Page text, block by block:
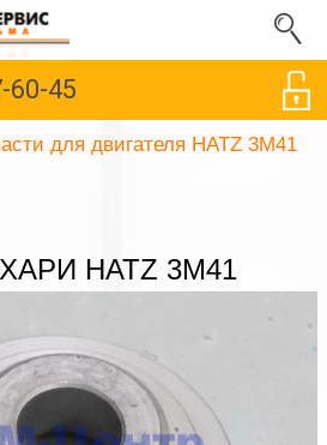
60-45
для двигателя HATZ 3M41
HATZ 3M41